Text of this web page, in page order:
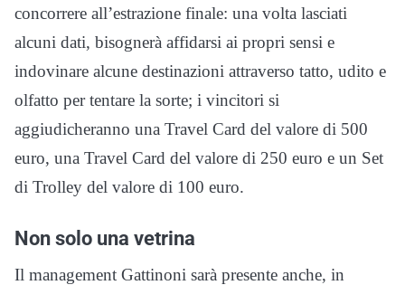
concorrere all’estrazione finale: una volta lasciati
alcuni dati, bisognerà affidarsi ai propri sensi e
indovinare alcune destinazioni attraverso tatto, udito e
olfatto per tentare la sorte; i vincitori si
aggiudicheranno una Travel Card del valore di 500
euro, una Travel Card del valore di 250 euro e un Set
di Trolley del valore di 100 euro.
Non solo una vetrina
Il management Gattinoni sarà presente anche, in